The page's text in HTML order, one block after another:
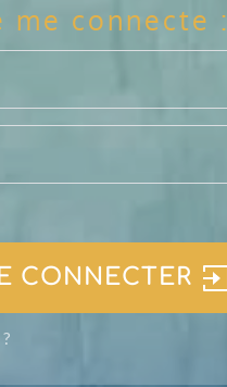
me connecte :
CONNECTER